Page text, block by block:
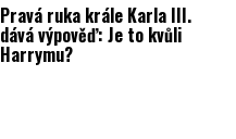
Pravá ruka krále Karla III.
dává výpověď: Je to kvůli
Harrymu?